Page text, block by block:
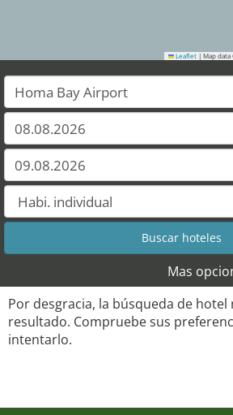
Leaflet | Map
Mas
Por desgracia, la búsqueda de
resultado. Compruebe sus
intentarlo.